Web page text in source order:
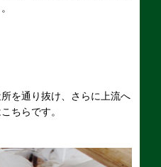
を通り抜け、さらに上流へ
ちらです。